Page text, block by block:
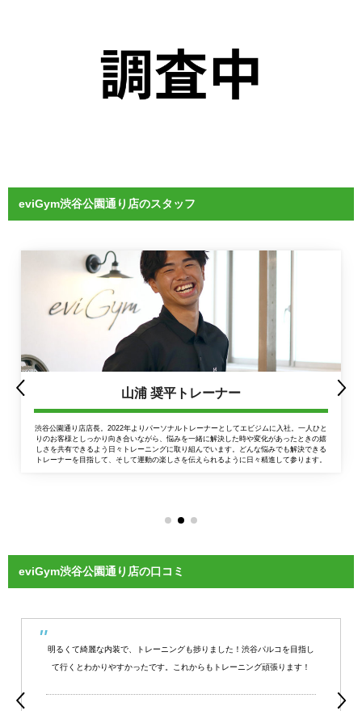
eviGym渋谷公園通り店のスタッフ
山浦 奨平トレーナー
渋谷公園通り店店長。2022年よりパーソナルトレーナーとしてエビジムに入社。一人ひと
りのお客様としっかり向き合いながら、悩みを一緒に解決した時や変化があったときの嬉
しさを共有できるよう日々トレーニングに取り組んでいます。どんな悩みでも解決できる
トレーナーを目指して、そして運動の楽しさを伝えられるように日々精進して参ります。
eviGym渋谷公園通り店の口コミ
明るくて綺麗な内装で、トレーニングも捗りました！渋谷パルコを目指し
て行くとわかりやすかったです。これからもトレーニング頑張ります！